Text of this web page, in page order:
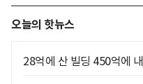
오늘의 핫뉴스
28억에 산 빌딩 450억에